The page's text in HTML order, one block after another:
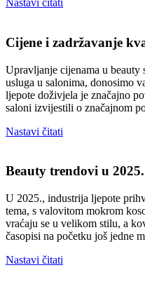
Nastavi čitati
Cijene i zadržavanje
Upravljanje cijenama u beauty
usluga u salonima, donosimo
ljepote doživjela je značajno
saloni izvijestili o značajnom
Nastavi čitati
Beauty trendovi u 2025.
U 2025., industrija ljepote
tema, s valovitom mokrom
vraćaju se u velikom stilu, a
časopisi na početku još jedne
Nastavi čitati